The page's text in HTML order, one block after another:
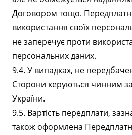
Договором тощо.
використання своїх
не заперечує проти
персональних даних.
9.4. У випадках, не
Сторони керуються чинним
України.
9.5. Вартість передплати,
також оформлена